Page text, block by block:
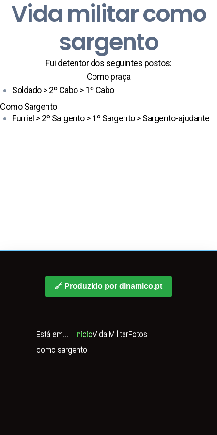
Vida militar como
sargento
Fui detentor dos seguintes postos:
Como praça
Soldado > 2º Cabo > 1º Cabo
Como Sargento
Furriel > 2º Sargento > 1º Sargento > Sargento-ajudante
🔗 Produzido por dinamico.pt
Está em... InicioVida MilitarFotos
como sargento